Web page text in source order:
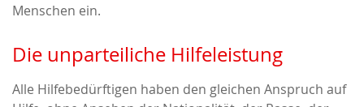
Menschen ein.
Die unparteiliche Hilfeleistung
Alle Hilfebedürftigen haben den gleichen Anspruch auf